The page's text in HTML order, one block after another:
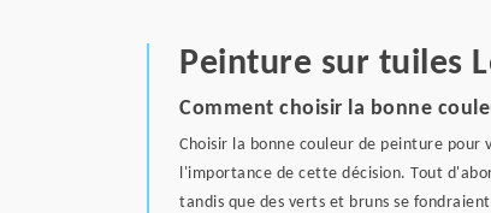
Peinture sur tuiles
Comment choisir la bonne
Choisir la bonne couleur de peinture pour
l'importance de cette décision. Tout
tandis que des verts et bruns se